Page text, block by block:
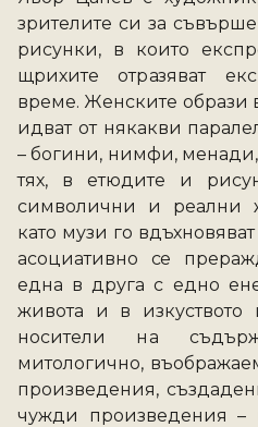
зрителите си за
рисунки, в които
щрихите отразяват
време. Женските образи
идват от някакви
– богини, нимфи,
тях, в етюдите и
символични и реални
като музи го
асоциативно се
една в друга с едно
живота и в изкуството
носители на
митологично,
произведения,
чужди произведения –